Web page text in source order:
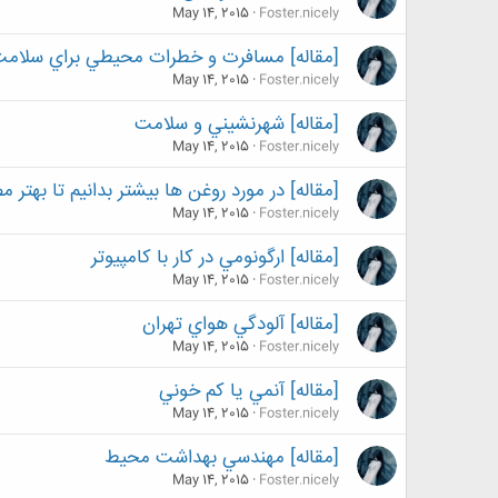
Foster.nicely
May 14, 2015
[مقاله] مسافرت و خطرات محيطي براي
Foster.nicely
May 14, 2015
[مقاله] شهرنشيني و سلامت
Foster.nicely
May 14, 2015
[مقاله] در مورد روغن ها بيشتر بدانيم تا
Foster.nicely
May 14, 2015
[مقاله] ارگونومي در كار با كامپيوتر
Foster.nicely
May 14, 2015
[مقاله] آلودگي هواي تهران
Foster.nicely
May 14, 2015
[مقاله] آنمي يا كم خوني
Foster.nicely
May 14, 2015
[مقاله] مهندسي بهداشت محيط
Foster.nicely
May 14, 2015